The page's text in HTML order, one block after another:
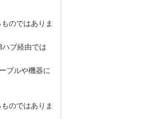
のではありま
ブ経由では
ブルや機器に
のではありま